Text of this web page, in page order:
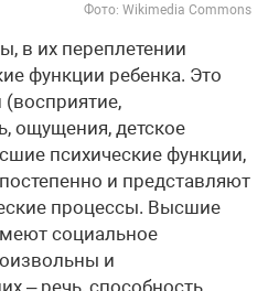
Фото: Wikimedia Commons
в их переплетении
функции ребенка. Это
ощущения, детское
психические функции,
и представляют
процессы. Высшие
социальное
и
– речь, способность